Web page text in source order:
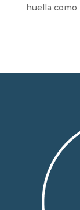
huella como